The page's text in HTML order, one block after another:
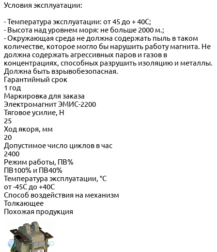
Условия эксплуатации:
- Температура эксплуатации: от 45 до + 40С;
- Высота над уровнем моря: не больше 2000 м.;
- Окружающая среда не должна содержать пыль в таком
количестве, которое могло бы нарушить работу магнита. Не
должна содержать агрессивных паров и газов в
концентрациях, способных разрушить изоляцию и металлы.
Должна быть взрывобезопасная.
Гарантийный срок
1 год
Маркировка для заказа
Электромагнит ЭМИС-2200
Тяговое усилие, Н
25
Ход якоря, мм
20
Допустимое число циклов в час
2400
Режим работы, ПВ%
ПВ100% и ПВ40%
Температура эксплуатации, °С
от -45С до +40С
Способ воздействия на механизм
Толкающее
Похожая продукция